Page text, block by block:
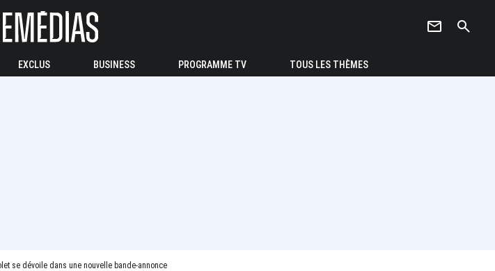
newsletter search
EXCLUS BUSINESS PROGRAMME TV TOUS LES THÈMES
se dévoile dans une nouvelle bande-annonce